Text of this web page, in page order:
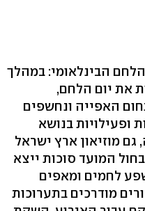
הבינלאומי: במהלך
יחגגו 64 מדינות את יום הלחם,
האפייה ונחשפים
ופעילויות בנושא
מוזיאון ארץ ישראל
המועד סוכות ייצא
לחמים ומאפים
מודרכים בתערוכות